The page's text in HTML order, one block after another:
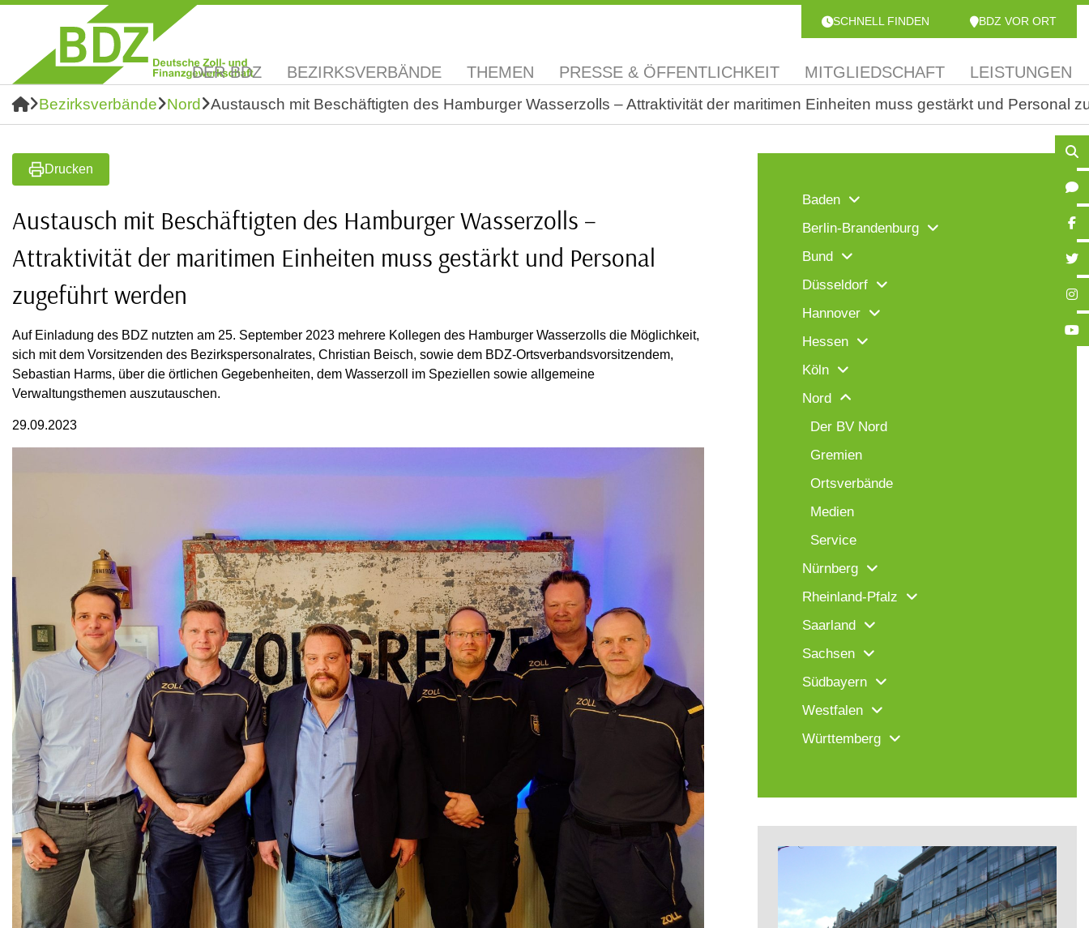
SCHNELL FINDEN BDZ VOR ORT
DER BDZ BEZIRKSVERBÄNDE THEMEN PRESSE & ÖFFENTLICHKEIT MITGLIEDSCHAFT LEISTUNGEN
Bezirksverbände Nord Austausch mit Beschäftigten des Hamburger Wasserzolls – Attraktivität der maritimen Einheiten muss gestärkt und Personal
Drucken
Austausch mit Beschäftigten des Hamburger Wasserzolls –
Attraktivität der maritimen Einheiten muss gestärkt und Personal
zugeführt werden
Auf Einladung des BDZ nutzten am 25. September 2023 mehrere Kollegen des Hamburger Wasserzolls die Möglichkeit,
sich mit dem Vorsitzenden des Bezirkspersonalrates, Christian Beisch, sowie dem BDZ-Ortsverbandsvorsitzendem,
Sebastian Harms, über die örtlichen Gegebenheiten, dem Wasserzoll im Speziellen sowie allgemeine
Verwaltungsthemen auszutauschen.
29.09.2023
Baden
Berlin-Brandenburg
Bund
Düsseldorf
Hannover
Hessen
Köln
Nord
Der BV Nord
Gremien
Ortsverbände
Medien
Service
Nürnberg
Rheinland-Pfalz
Saarland
Sachsen
Südbayern
Westfalen
Württemberg